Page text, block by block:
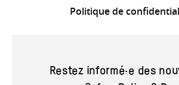
Politique de
Restez informé·e des